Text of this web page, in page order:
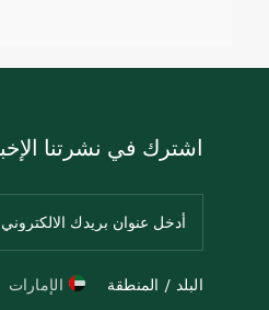
اشترك في نشرتنا
البلد / المنطقة الإمارات